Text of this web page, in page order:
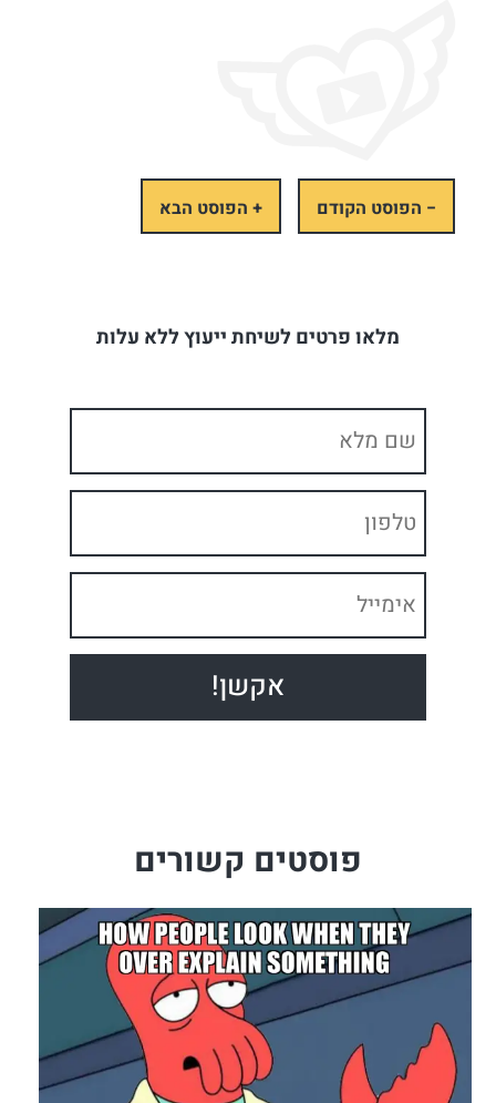
− הפוסט הקודם + הפוסט הבא
מלאו פרטים לשיחת ייעוץ ללא עלות
פוסטים קשורים